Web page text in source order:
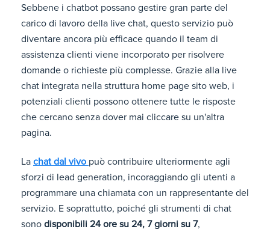
Sebbene i chatbot possano gestire gran parte del
carico di lavoro della live chat, questo servizio può
diventare ancora più efficace quando il team di
assistenza clienti viene incorporato per risolvere
domande o richieste più complesse. Grazie alla live
chat integrata nella struttura home page sito web, i
potenziali clienti possono ottenere tutte le risposte
che cercano senza dover mai cliccare su un'altra
pagina.
La chat dal vivo può contribuire ulteriormente agli
sforzi di lead generation, incoraggiando gli utenti a
programmare una chiamata con un rappresentante del
servizio. E soprattutto, poiché gli strumenti di chat
sono disponibili 24 ore su 24, 7 giorni su 7,